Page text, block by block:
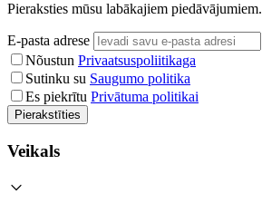
Pieraksties mūsu labākajiem piedāvājumiem.
E-pasta adrese
Nõustun Privaatsuspoliitikaga
Sutinku su Saugumo politika
Es piekrītu Privātuma politikai
Pierakstīties
Veikals